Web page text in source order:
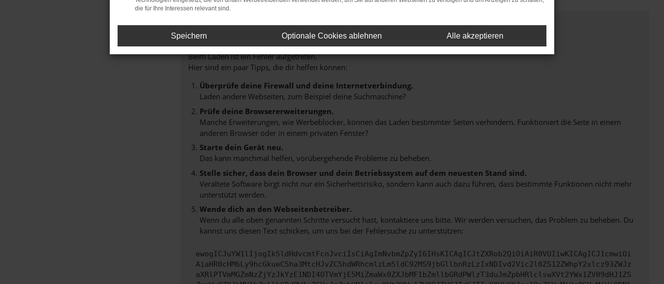
FEHLER: NETWORK ERROR
Beim Laden ist ein Fehler aufgetreten.
Hier sind ein paar Tipps, die dir helfen können:
Überprüfe deine Firewall und deine Internetverbindung.
Laden andere Webseiten, zum Beispiel deine Suchmaschine?
Prüfe deine Browsererweiterungen.
Manche Erweiterungen, wie Werbeblocker, können das Laden bestimmter Seiten verhindern. Funktioniert die Seite in einem
anderen Browser oder in einem privaten Fenster?
Starte dein Gerät neu.
Das kann manchmal helfen, vorübergehende Probleme zu beheben.
Stelle sicher, dass dein Browser und dein Betriebssystem auf dem neuesten Stand sind.
Veraltete Software birgt nicht nur ein Sicherheitsrisiko, sondern kann auch dazu führen, dass bestimmte Funktionen nicht mehr
unterstützt werden.
Wende dich an den Webseitenbetreiber.
Wenn du alle oben genannten Schritte versucht hast, kontaktiere uns bitte. Wir werden versuchen, das Problem zu beheben. Du
kannst uns diesen Text schicken, um uns bei der Fehlersuche zu unterstützen:
ewogICJuYW1lIjogIk5ldHdvcmtFcnJvciIsCiAgImNvbmZpZyI6IHsKICAgICJtZXRob2QiOiAiR0VUIiwKICAgICJ1cmwiOi
AiaHR0cHM6Ly9hcGkueC5ha3MtcHJvZC5hdWRhcmlzLm5ldC92MS9jbGllbnRzLzIxNDIvd2Vic2l0ZS12ZWhpY2xlcz93ZWJz
aXRlPTVmMGZmNzZjYzJkYzE1NDI4OTVmYjE5MiZmaWx0ZXJbMF1bZmllbGRdPWlzT3duJmZpbHRlclswXVt2YWx1ZV09dHJ1ZS
die für Ihre Interessen relevant sind.
Speichern Optionale Cookies ablehnen Alle akzeptieren